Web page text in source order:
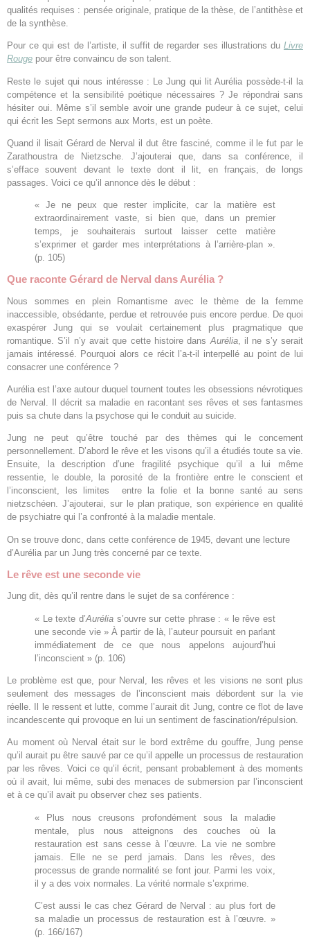
qualités requises : pensée originale, pratique de la thèse, de l’antithèse et
de la synthèse.
Pour ce qui est de l’artiste, il suffit de regarder ses illustrations du Livre
Rouge pour être convaincu de son talent.
Reste le sujet qui nous intéresse : Le Jung qui lit Aurélia possède-t-il la
compétence et la sensibilité poétique nécessaires ? Je répondrai sans
hésiter oui. Même s’il semble avoir une grande pudeur à ce sujet, celui
qui écrit les Sept sermons aux Morts, est un poète.
Quand il lisait Gérard de Nerval il dut être fasciné, comme il le fut par le
Zarathoustra de Nietzsche. J’ajouterai que, dans sa conférence, il
s’efface souvent devant le texte dont il lit, en français, de longs
passages. Voici ce qu’il annonce dès le début :
« Je ne peux que rester implicite, car la matière est
extraordinairement vaste, si bien que, dans un premier
temps, je souhaiterais surtout laisser cette matière
s’exprimer et garder mes interprétations à l’arrière-plan ».
(p. 105)
Que raconte Gérard de Nerval dans Aurélia ?
Nous sommes en plein Romantisme avec le thème de la femme
inaccessible, obsédante, perdue et retrouvée puis encore perdue. De quoi
exaspérer Jung qui se voulait certainement plus pragmatique que
romantique. S’il n’y avait que cette histoire dans Aurélia, il ne s’y serait
jamais intéressé. Pourquoi alors ce récit l’a-t-il interpellé au point de lui
consacrer une conférence ?
Aurélia est l’axe autour duquel tournent toutes les obsessions névrotiques
de Nerval. Il décrit sa maladie en racontant ses rêves et ses fantasmes
puis sa chute dans la psychose qui le conduit au suicide.
Jung ne peut qu’être touché par des thèmes qui le concernent
personnellement. D’abord le rêve et les visons qu’il a étudiés toute sa vie.
Ensuite, la description d’une fragilité psychique qu’il a lui même
ressentie, le double, la porosité de la frontière entre le conscient et
l’inconscient, les limites entre la folie et la bonne santé au sens
nietzschéen. J’ajouterai, sur le plan pratique, son expérience en qualité
de psychiatre qui l’a confronté à la maladie mentale.
On se trouve donc, dans cette conférence de 1945, devant une lecture
d’Aurélia par un Jung très concerné par ce texte.
Le rêve est une seconde vie
Jung dit, dès qu’il rentre dans le sujet de sa conférence :
« Le texte d’Aurélia s’ouvre sur cette phrase : « le rêve est
une seconde vie » À partir de là, l’auteur poursuit en parlant
immédiatement de ce que nous appelons aujourd’hui
l’inconscient » (p. 106)
Le problème est que, pour Nerval, les rêves et les visions ne sont plus
seulement des messages de l’inconscient mais débordent sur la vie
réelle. Il le ressent et lutte, comme l’aurait dit Jung, contre ce flot de lave
incandescente qui provoque en lui un sentiment de fascination/répulsion.
Au moment où Nerval était sur le bord extrême du gouffre, Jung pense
qu’il aurait pu être sauvé par ce qu’il appelle un processus de restauration
par les rêves. Voici ce qu’il écrit, pensant probablement à des moments
où il avait, lui même, subi des menaces de submersion par l’inconscient
et à ce qu’il avait pu observer chez ses patients.
« Plus nous creusons profondément sous la maladie
mentale, plus nous atteignons des couches où la
restauration est sans cesse à l’œuvre. La vie ne sombre
jamais. Elle ne se perd jamais. Dans les rêves, des
processus de grande normalité se font jour. Parmi les voix,
il y a des voix normales. La vérité normale s’exprime.
C’est aussi le cas chez Gérard de Nerval : au plus fort de
sa maladie un processus de restauration est à l’œuvre. »
(p. 166/167)